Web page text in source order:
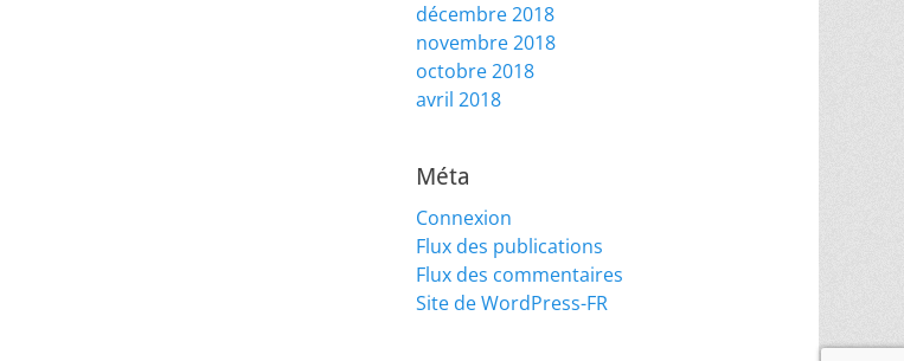
décembre 2018
novembre 2018
octobre 2018
avril 2018
Méta
Connexion
Flux des publications
Flux des commentaires
Site de WordPress-FR